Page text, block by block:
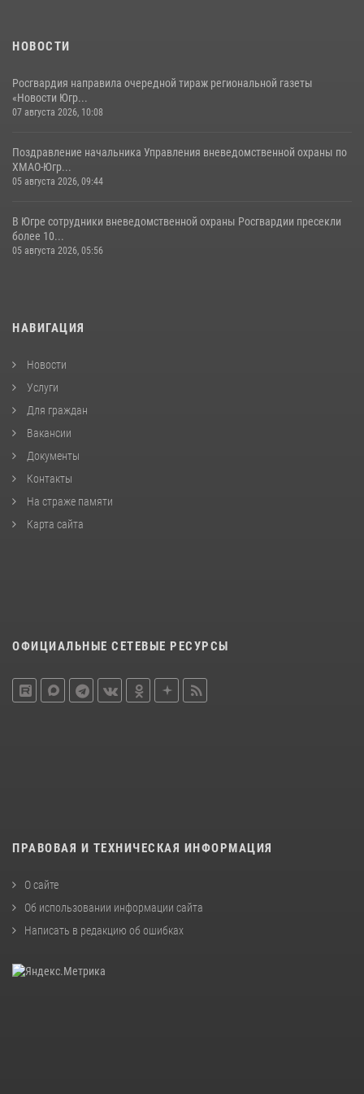
НОВОСТИ
Росгвардия направила очередной тираж региональной газеты
«Новости Югр...
07 августа 2026, 10:08
Поздравление начальника Управления вневедомственной охраны по
ХМАО-Югр...
05 августа 2026, 09:44
В Югре сотрудники вневедомственной охраны Росгвардии пресекли
более 10...
05 августа 2026, 05:56
НАВИГАЦИЯ
Новости
Услуги
Для граждан
Вакансии
Документы
Контакты
На страже памяти
Карта сайта
ОФИЦИАЛЬНЫЕ СЕТЕВЫЕ РЕСУРСЫ
ПРАВОВАЯ И ТЕХНИЧЕСКАЯ ИНФОРМАЦИЯ
О сайте
Об использовании информации сайта
Написать в редакцию об ошибках